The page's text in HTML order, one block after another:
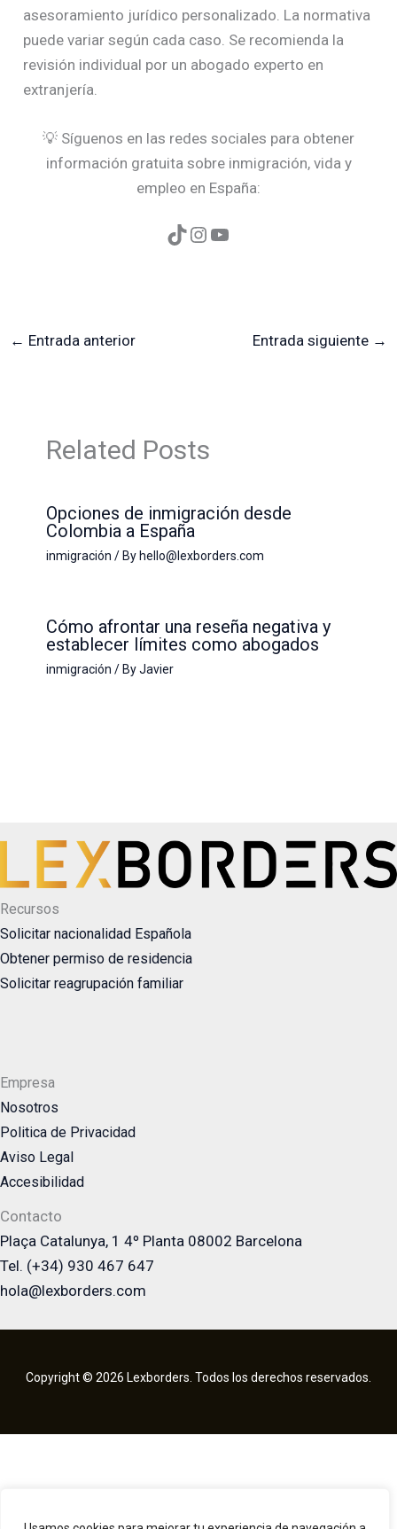
asesoramiento jurídico personalizado. La normativa
puede variar según cada caso. Se recomienda la
revisión individual por un abogado experto en
extranjería.
💡 Síguenos en las redes sociales para obtener
información gratuita sobre inmigración, vida y
empleo en España:
← Entrada anterior Entrada siguiente →
Related Posts
Opciones de inmigración desde
Colombia a España
inmigración / By hello@lexborders.com
Cómo afrontar una reseña negativa y
establecer límites como abogados
inmigración / ByJavier
Recursos
Solicitar nacionalidad Española
Obtener permiso de residencia
Solicitar reagrupación familiar
Empresa
Nosotros
Politica de Privacidad
Aviso Legal
Accesibilidad
Contacto
Plaça Catalunya, 1 4º Planta 08002 Barcelona
Tel. (+34) 930 467 647
hola@lexborders.com
Copyright © 2026 Lexborders. Todos los derechos reservados.